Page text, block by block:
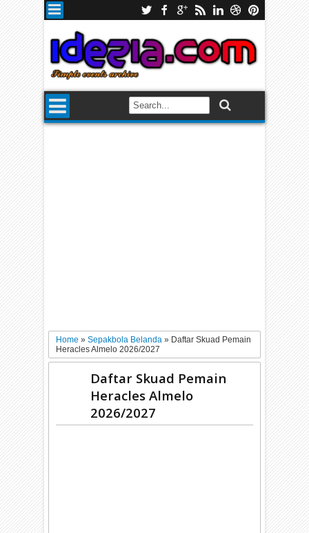
Home»Sepakbola Belanda» Daftar Skuad Pemain
Heracles Almelo 2026/2027
Daftar Skuad Pemain
Heracles Almelo
2026/2027